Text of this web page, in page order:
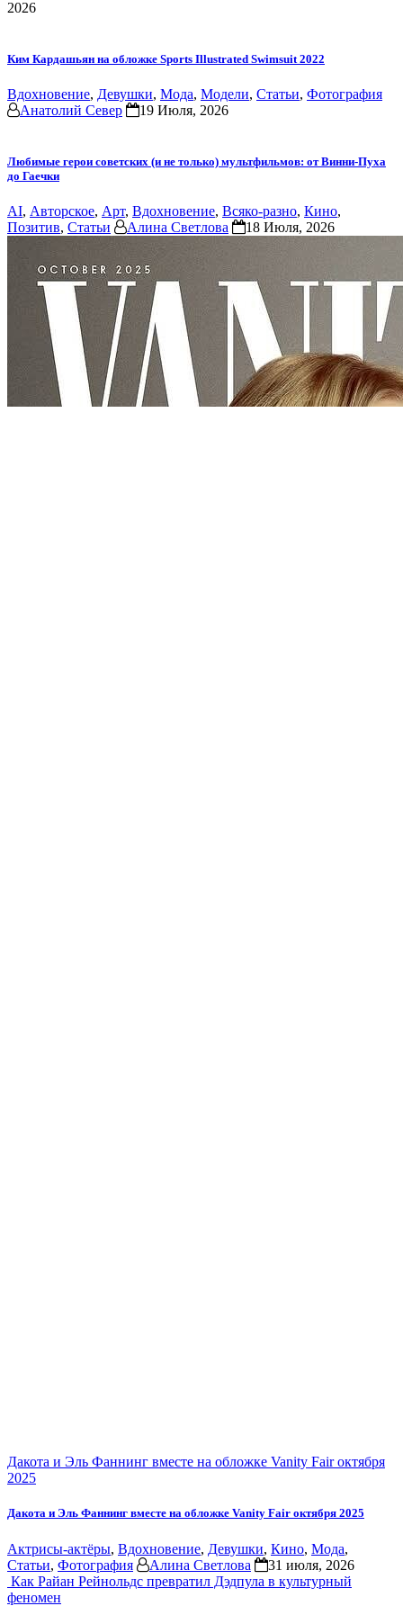
2026
Ким Кардашьян на обложке Sports Illustrated Swimsuit 2022
Вдохновение, Девушки, Мода, Модели, Статьи, Фотография
Анатолий Север
19 Июля, 2026
Любимые герои советских (и не только) мультфильмов: от Винни-Пуха
до Гаечки
AI, Авторское, Арт, Вдохновение, Всяко-разно, Кино,
Позитив, Статьи Алина Светлова 18 Июля, 2026
Дакота и Эль Фаннинг вместе на обложке Vanity Fair октября
2025
Дакота и Эль Фаннинг вместе на обложке Vanity Fair октября 2025
Актрисы-актёры, Вдохновение, Девушки, Кино, Мода,
Статьи, Фотография Алина Светлова
31 июля, 2026
Как Райан Рейнольдс превратил Дэдпула в культурный
феномен